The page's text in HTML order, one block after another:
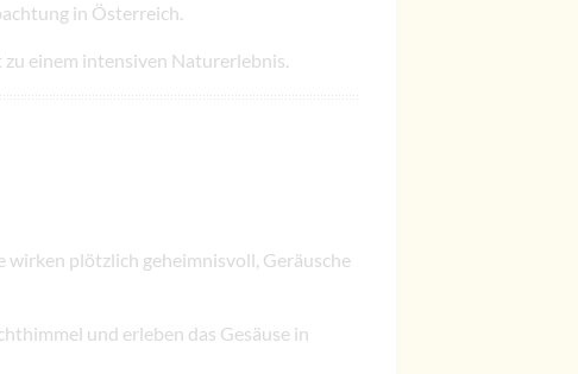
in Österreich.
einem intensiven Naturerlebnis.
wirken plötzlich geheimnisvoll, Geräusche
und erleben das Gesäuse in